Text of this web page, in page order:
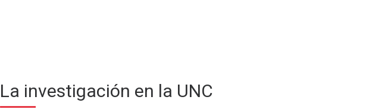
La investigación en la UNC